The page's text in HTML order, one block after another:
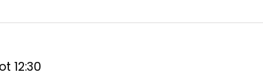
12:30